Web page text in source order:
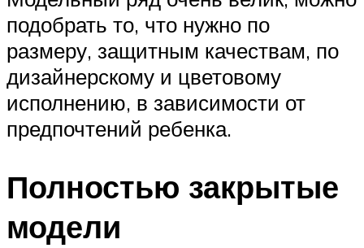
подобрать то, что нужно по
размеру, защитным качествам, по
дизайнерскому и цветовому
исполнению, в зависимости от
предпочтений ребенка.
Полностью закрытые
модели